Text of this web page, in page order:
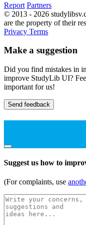
Report Partners
© 2013 - 2026
are the property of their
Privacy Terms
Make a suggestion
Did you find mistakes in
improve StudyLib UI?
important for us!
Send feedback
Suggest us how to
(For complaints, use